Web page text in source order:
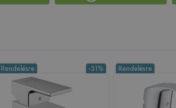
-31%
Rendelésre Rendelésre